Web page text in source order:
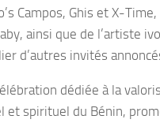
Campos, Ghis et X-Time,
ainsi que de l’artiste
d’autres invités
dédiée à la
et spirituel du Bénin,